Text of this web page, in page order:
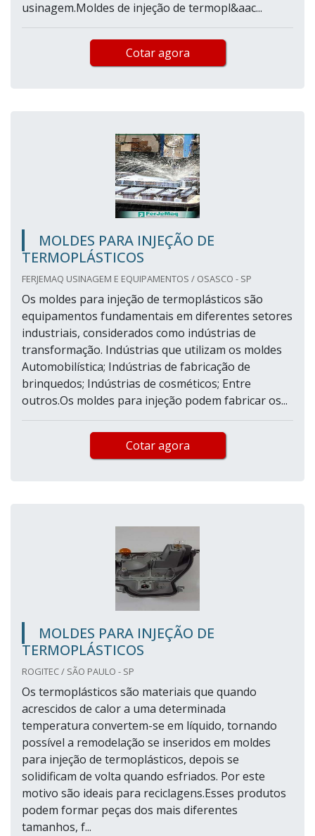
usinagem.Moldes de injeção de termopl&aac...
Cotar agora
MOLDES PARA INJEÇÃO DE
TERMOPLÁSTICOS
FERJEMAQ USINAGEM E EQUIPAMENTOS / OSASCO - SP
Os moldes para injeção de termoplásticos são
equipamentos fundamentais em diferentes setores
industriais, considerados como indústrias de
transformação. Indústrias que utilizam os moldes
Automobilística; Indústrias de fabricação de
brinquedos; Indústrias de cosméticos; Entre
outros.Os moldes para injeção podem fabricar os...
Cotar agora
MOLDES PARA INJEÇÃO DE
TERMOPLÁSTICOS
ROGITEC / SÃO PAULO - SP
Os termoplásticos são materiais que quando
acrescidos de calor a uma determinada
temperatura convertem-se em líquido, tornando
possível a remodelação se inseridos em moldes
para injeção de termoplásticos, depois se
solidificam de volta quando esfriados. Por este
motivo são ideais para reciclagens.Esses produtos
podem formar peças dos mais diferentes
tamanhos, f...